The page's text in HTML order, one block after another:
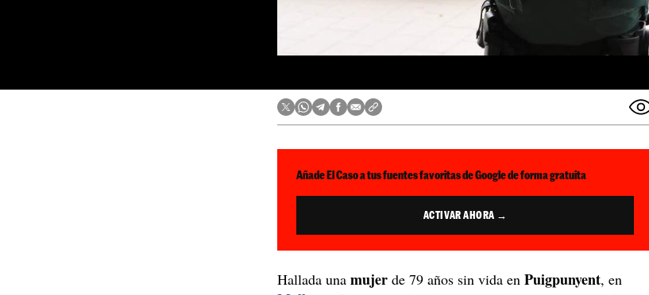
Añade El Caso a tus fuentes favoritas de Google de forma gratuita
ACTIVAR AHORA →
Hallada unamujerde 79 años sin vida enPuigpunyent, en